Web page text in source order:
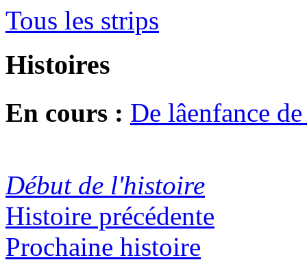
Tous les strips
Histoires
En cours : De lâenfance
Début de l'histoire
Histoire précédente
Prochaine histoire